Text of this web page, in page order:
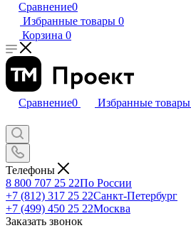
Сравнение0
Избранные товары 0
Корзина 0
Сравнение0 Избранные товары
Телефоны
8 800 707 25 22По России
+7 (812) 317 25 22Санкт-Петербург
+7 (499) 450 25 22Москва
Заказать звонок